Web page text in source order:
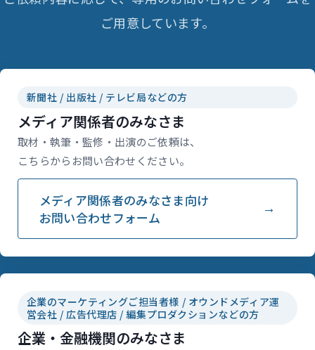
ご用意しています。
新聞社 / 出版社 / テレビ局などの方
メディア関係者のみなさま
取材・執筆・監修・出演のご依頼は、
こちらからお問い合わせください。
メディア関係者のみなさま向け
お問い合わせフォーム
企業のマーケティングご担当者様 / オウンドメディア運
営会社 / 広告代理店 / 編集プロダクションなどの方
企業・金融機関のみなさま